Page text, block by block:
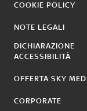
COOKIE POLICY
NOTE LEGALI
DICHIARAZIONE
ACCESSIBILITÀ
OFFERTA SKY
CORPORATE